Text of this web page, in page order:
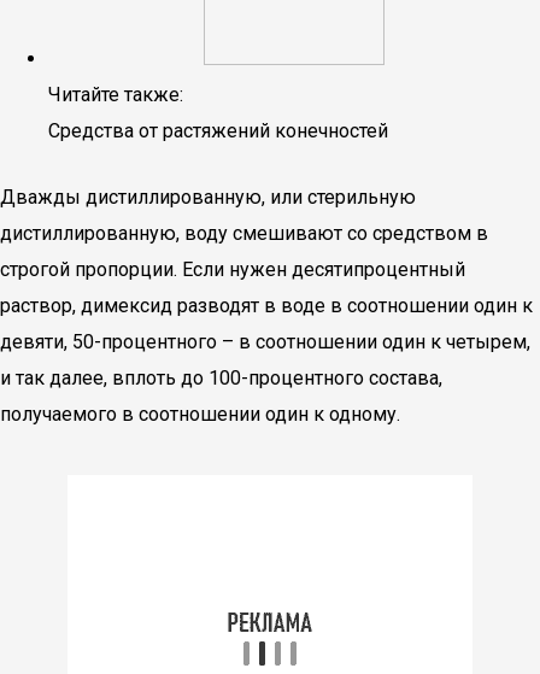
Читайте также:
Средства от растяжений конечностей
Дважды дистиллированную, или стерильную
дистиллированную, воду смешивают со средством в
строгой пропорции. Если нужен десятипроцентный
раствор, димексид разводят в воде в соотношении один к
девяти, 50-процентного – в соотношении один к четырем,
и так далее, вплоть до 100-процентного состава,
получаемого в соотношении один к одному.